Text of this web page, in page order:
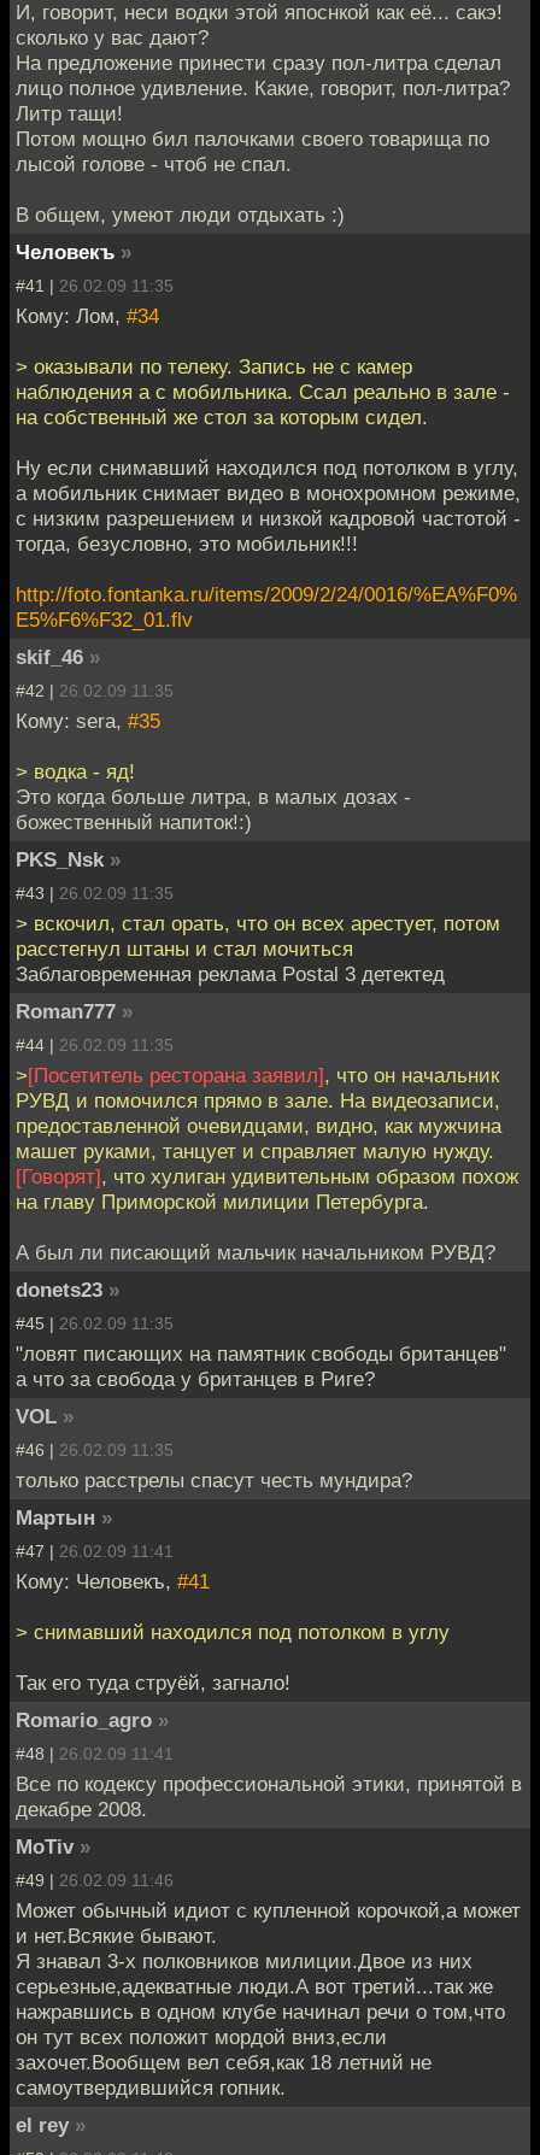
И, говорит, неси водки этой япоснкой как её... сакэ!
сколько у вас дают?
На предложение принести сразу пол-литра сделал
лицо полное удивление. Какие, говорит, пол-литра?
Литр тащи!
Потом мощно бил палочками своего товарища по
лысой голове - чтоб не спал.
В общем, умеют люди отдыхать :)
Человекъ »
#41 | 26.02.09 11:35
Кому: Лом, #34
> оказывали по телеку. Запись не с камер
наблюдения а с мобильника. Ссал реально в зале -
на собственный же стол за которым сидел.
Ну если снимавший находился под потолком в углу,
а мобильник снимает видео в монохромном режиме,
с низким разрешением и низкой кадровой частотой -
тогда, безусловно, это мобильник!!!
http://foto.fontanka.ru/items/2009/2/24/0016/%EA%F0%
E5%F6%F32_01.flv
skif_46 »
#42 | 26.02.09 11:35
Кому: sera, #35
> водка - яд!
Это когда больше литра, в малых дозах -
божественный напиток!:)
PKS_Nsk »
#43 | 26.02.09 11:35
> вскочил, стал орать, что он всех арестует, потом
расстегнул штаны и стал мочиться
Заблаговременная реклама Postal 3 детектед
Roman777 »
#44 | 26.02.09 11:35
>[Посетитель ресторана заявил], что он начальник
РУВД и помочился прямо в зале. На видеозаписи,
предоставленной очевидцами, видно, как мужчина
машет руками, танцует и справляет малую нужду.
[Говорят], что хулиган удивительным образом похож
на главу Приморской милиции Петербурга.
А был ли писающий мальчик начальником РУВД?
donets23 »
#45 | 26.02.09 11:35
"ловят писающих на памятник свободы британцев"
а что за свобода у британцев в Риге?
VOL »
#46 | 26.02.09 11:35
только расстрелы спасут честь мундира?
Мартын »
#47 | 26.02.09 11:41
Кому: Человекъ, #41
> снимавший находился под потолком в углу
Так его туда струёй, загнало!
Romario_agro »
#48 | 26.02.09 11:41
Все по кодексу профессиональной этики, принятой в
декабре 2008.
MoTiv »
#49 | 26.02.09 11:46
Может обычный идиот с купленной корочкой,а может
и нет.Всякие бывают.
Я знавал 3-х полковников милиции.Двое из них
серьезные,адекватные люди.А вот третий...так же
нажравшись в одном клубе начинал речи о том,что
он тут всех положит мордой вниз,если
захочет.Вообщем вел себя,как 18 летний не
самоутвердившийся гопник.
el rey »